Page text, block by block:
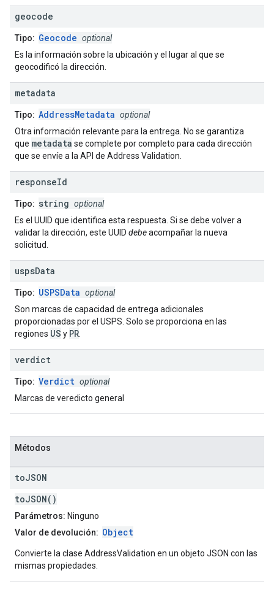
geocode
Tipo: Geocode optional
Es la información sobre la ubicación y el lugar al que se
geocodificó la dirección.
metadata
Tipo: AddressMetadata optional
Otra información relevante para la entrega. No se garantiza
que metadata se complete por completo para cada dirección
que se envíe a la API de Address Validation.
responseId
Tipo: string optional
Es el UUID que identifica esta respuesta. Si se debe volver a
validar la dirección, este UUID debeacompañar la nueva
solicitud.
uspsData
Tipo: USPSData optional
Son marcas de capacidad de entrega adicionales
proporcionadas por el USPS. Solo se proporciona en las
regiones US y PR
verdict
Tipo: Verdict optional
Marcas de veredicto general
Métodos
toJSON
toJSON()
Parámetros: Ninguno
Valor de devolución: Object
Convierte la clase AddressValidation en un objeto JSON con las
mismas propiedades.